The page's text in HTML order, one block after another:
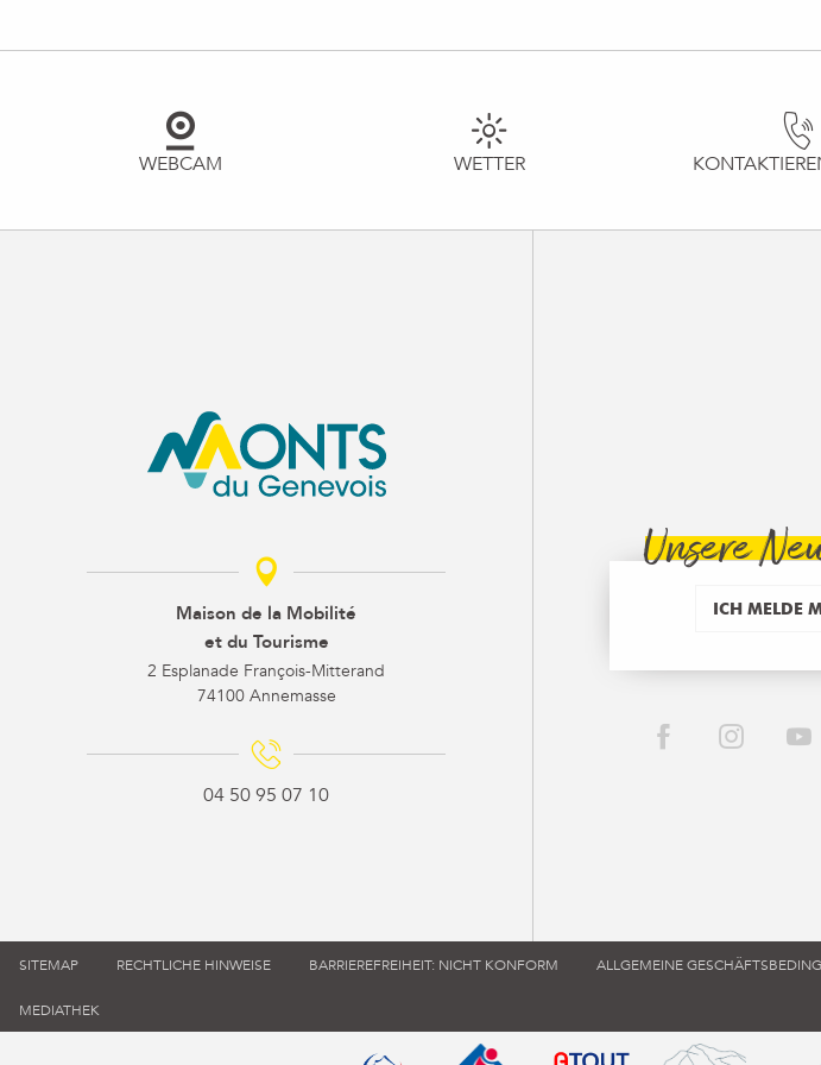
WEBCAM WETTER
Maison de la Mobilité
et du Tourisme
2 Esplanade François-Mitterand
74100 Annemasse
04 50 95 07 10
Unsere
ICH MELDE
SITEMAP RECHTLICHE HINWEISE BARRIEREFREIHEIT: NICHT KONFORM ALLGEMEINE
MEDIATHEK